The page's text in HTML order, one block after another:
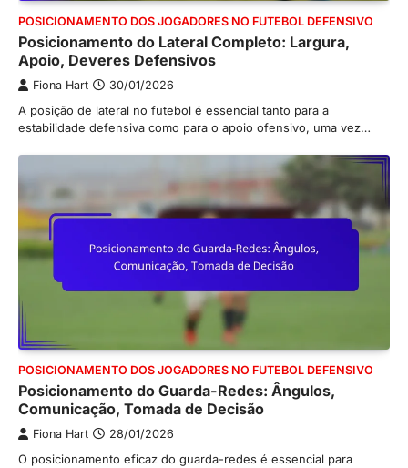
POSICIONAMENTO DOS JOGADORES NO FUTEBOL DEFENSIVO
Posicionamento do Lateral Completo: Largura,
Apoio, Deveres Defensivos
Fiona Hart 30/01/2026
A posição de lateral no futebol é essencial tanto para a
estabilidade defensiva como para o apoio ofensivo, uma vez…
POSICIONAMENTO DOS JOGADORES NO FUTEBOL DEFENSIVO
Posicionamento do Guarda-Redes: Ângulos,
Comunicação, Tomada de Decisão
Fiona Hart 28/01/2026
O posicionamento eficaz do guarda-redes é essencial para